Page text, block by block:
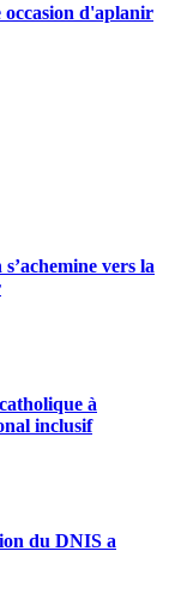
d'aplanir
vers la
à
inclusif
du DNIS a